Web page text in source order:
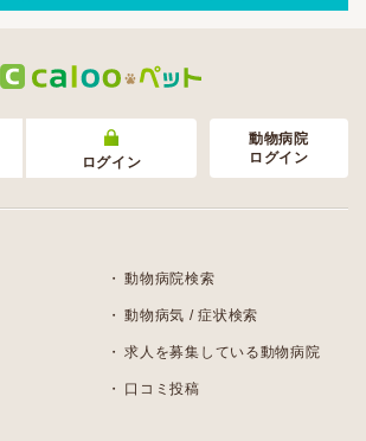
ログイン
動物病院
ログイン
動物病院検索
動物病気 / 症状検索
求人を募集している動物病院
口コミ投稿